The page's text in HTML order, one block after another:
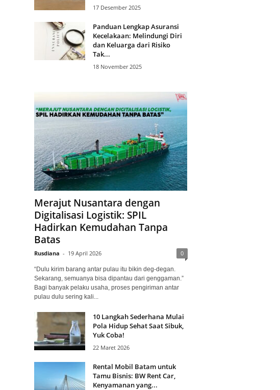
17 Desember 2025
Panduan Lengkap Asuransi
Kecelakaan: Melindungi Diri
dan Keluarga dari Risiko
Tak...
18 November 2025
Merajut Nusantara dengan
Digitalisasi Logistik: SPIL
Hadirkan Kemudahan Tanpa
Batas
Rusdiana - 19 April 2026 0
“Dulu kirim barang antar pulau itu bikin deg-degan.
Sekarang, semuanya bisa dipantau dari genggaman.”
Bagi banyak pelaku usaha, proses pengiriman antar
pulau dulu sering kali...
10 Langkah Sederhana Mulai
Pola Hidup Sehat Saat Sibuk,
Yuk Coba!
22 Maret 2026
Rental Mobil Batam untuk
Tamu Bisnis: BW Rent Car,
Kenyamanan yang...